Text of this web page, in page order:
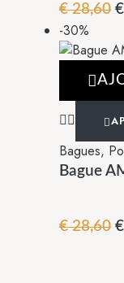
€28,60 €
-30%
Bagues,
Bague
€28,60 €